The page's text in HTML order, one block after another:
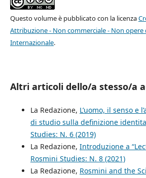
Questo volume è pubblicato con la licenza
Attribuzione - Non commerciale - Non opere
Internazionale.
Altri articoli dello/a stesso/a
La Redazione, L’uomo, il senso e
di studio sulla definizione
Studies: N. 6 (2019)
La Redazione, Introduzione a
Rosmini Studies: N. 8 (2021)
La Redazione, Rosmini and the